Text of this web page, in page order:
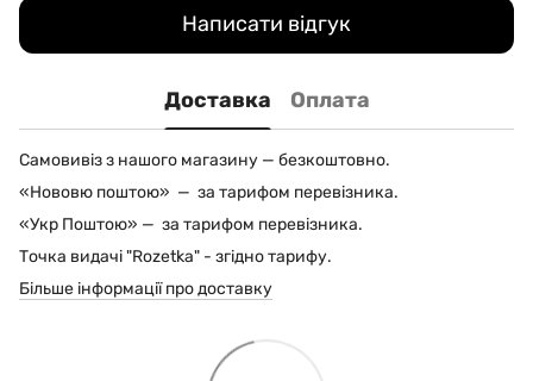
Написати відгук
Доставка Оплата
Самовивіз з нашого магазину — безкоштовно.
«Нововю поштою» — за тарифом перевізника.
«Укр Поштою» — за тарифом перевізника.
Точка видачі "Rozetka" - згідно тарифу.
Більше інформації про доставку